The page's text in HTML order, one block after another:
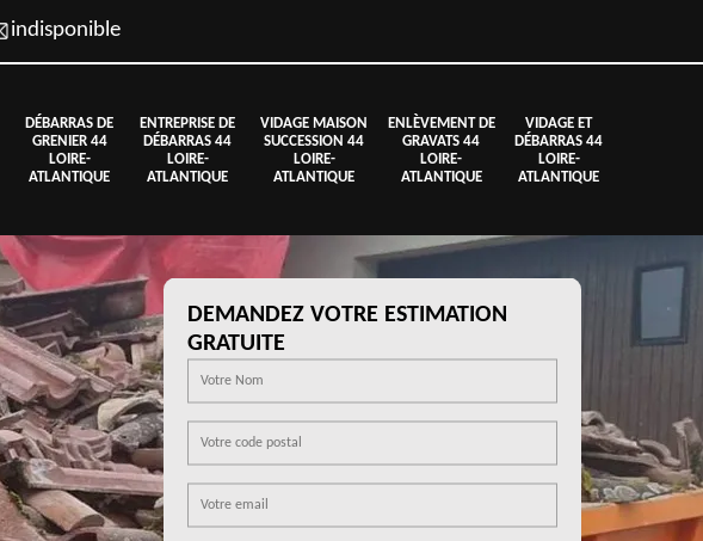
indisponible
DÉBARRAS DE
GRENIER 44
LOIRE-
ATLANTIQUE
ENTREPRISE DE
DÉBARRAS 44
LOIRE-
ATLANTIQUE
VIDAGE MAISON
SUCCESSION 44
LOIRE-
ATLANTIQUE
ENLÈVEMENT DE
GRAVATS 44
LOIRE-
ATLANTIQUE
VIDAGE ET
DÉBARRAS 44
LOIRE-
ATLANTIQUE
DEMANDEZ VOTRE ESTIMATION
GRATUITE